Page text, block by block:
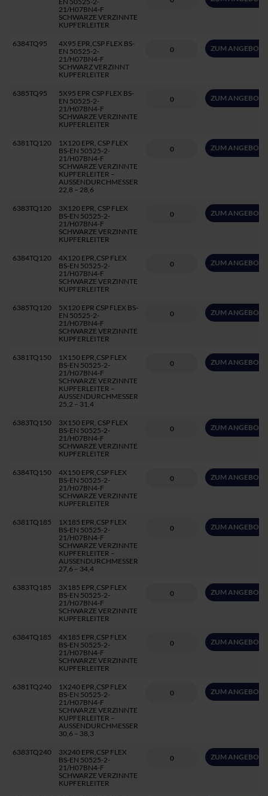
21/H07BN4-F
SCHWARZE VERZINNTE
KUPFERLEITER
6384TQ95
4X95 EPR,CSP FLEX BS-
EN 50525-2-
21/H07BN4-F
SCHWARZ VERZINNT
KUPFERLEITER
ZUM ANGEBOT
6385TQ95
5X95 EPR CSP FLEX BS-
EN 50525-2-
21/H07BN4-F
SCHWARZE VERZINNTE
KUPFERLEITER
ZUM ANGEBOT
6381TQ120
1X120 EPR, CSP FLEX
BS-EN 50525-2-
21/H07BN4-F
SCHWARZE VERZINNTE
KUPFERLEITER –
AUSSENDURCHMESSER
22,8 – 28,6
ZUM ANGEBOT
6383TQ120
3X120 EPR, CSP FLEX
BS-EN 50525-2-
21/H07BN4-F
SCHWARZE VERZINNTE
KUPFERLEITER
ZUM ANGEBOT
6384TQ120
4X120 EPR,CSP FLEX
BS-EN 50525-2-
21/H07BN4-F
SCHWARZE VERZINNTE
KUPFERLEITER
ZUM ANGEBOT
6385TQ120
5X120 EPR CSP FLEX BS-
EN 50525-2-
21/H07BN4-F
SCHWARZE VERZINNTE
KUPFERLEITER
ZUM ANGEBOT
6381TQ150
1X150 EPR,CSP FLEX
BS-EN 50525-2-
21/H07BN4-F
SCHWARZE VERZINNTE
KUPFERLEITER –
AUSSENDURCHMESSER
25,2 – 31,4
ZUM ANGEBOT
6383TQ150
3X150 EPR, CSP FLEX
BS-EN 50525-2-
21/H07BN4-F
SCHWARZE VERZINNTE
KUPFERLEITER
ZUM ANGEBOT
6384TQ150
4X150 EPR,CSP FLEX
BS-EN 50525-2-
21/H07BN4-F
SCHWARZE VERZINNTE
KUPFERLEITER
ZUM ANGEBOT
6381TQ185
1X185 EPR,CSP FLEX
BS-EN 50525-2-
21/H07BN4-F
SCHWARZE VERZINNTE
KUPFERLEITER –
AUSSENDURCHMESSER
27,6 – 34,4
ZUM ANGEBOT
6383TQ185
3X185 EPR,CSP FLEX
BS-EN 50525-2-
21/H07BN4-F
SCHWARZE VERZINNTE
KUPFERLEITER
ZUM ANGEBOT
6384TQ185
4X185 EPR,CSP FLEX
BS-EN 50525-2-
21/H07BN4-F
SCHWARZE VERZINNTE
KUPFERLEITER
ZUM ANGEBOT
6381TQ240
1X240 EPR,CSP FLEX
BS-EN 50525-2-
21/H07BN4-F
SCHWARZE VERZINNTE
KUPFERLEITER –
AUSSENDURCHMESSER
30,6 – 38,3
ZUM ANGEBOT
6383TQ240
3X240 EPR,CSP FLEX
BS-EN 50525-2-
21/H07BN4-F
SCHWARZE VERZINNTE
KUPFERLEITER
ZUM ANGEBOT